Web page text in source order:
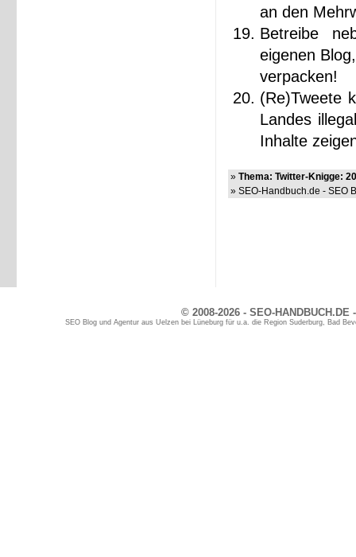
an den
Betreibe
eigenen
verpacken!
(Re)Tweete
Landes
Inhalte
» Thema: Twitter-Knigge:
» SEO-Handbuch.de - SEO
© 2008-2026 - SEO-
SEO Blog und Agentur aus Uelzen bei Lüneburg für u.a. die Region Suderburg, Bad